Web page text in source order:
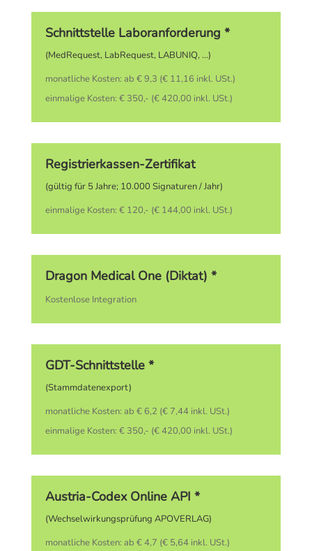
Schnittstelle Laboranforderung *
(MedRequest, LabRequest, LABUNIQ, …)
monatliche Kosten: ab € 9,3 (€ 11,16 inkl. USt.)
einmalige Kosten: € 350,- (€ 420,00 inkl. USt.)
Registrierkassen-Zertifikat
(gültig für 5 Jahre; 10.000 Signaturen / Jahr)
einmalige Kosten: € 120,- (€ 144,00 inkl. USt.)
Dragon Medical One (Diktat) *
Kostenlose Integration
GDT-Schnittstelle *
(Stammdatenexport)
monatliche Kosten: ab € 6,2 (€ 7,44 inkl. USt.)
einmalige Kosten: € 350,- (€ 420,00 inkl. USt.)
Austria-Codex Online API *
(Wechselwirkungsprüfung APOVERLAG)
monatliche Kosten: ab € 4,7 (€ 5,64 inkl. USt.)